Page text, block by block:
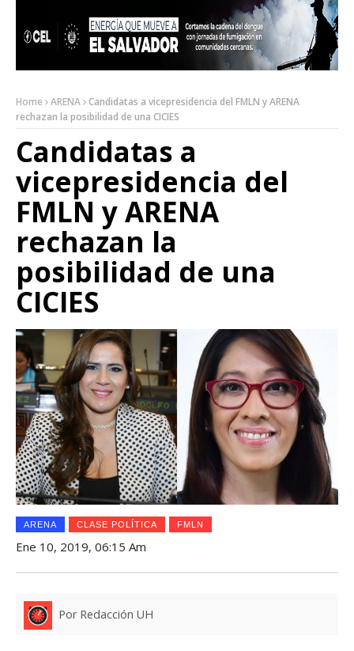
Home ARENA Candidatas a vicepresidencia del FMLN y ARENA
rechazan la posibilidad de una CICIES
Candidatas a
vicepresidencia del
FMLN y ARENA
rechazan la
posibilidad de una
CICIES
ARENA CLASE POLÍTICA FMLN
Ene 10, 2019, 06:15 Am
Por Redacción UH